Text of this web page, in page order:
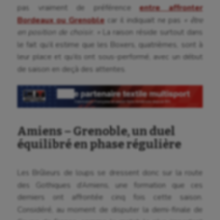
pas vraiment de préférenceentre affronter
Bordeaux ou Grenoblecar il indiquait ne pas
« être
en position de choisir. »
La raison réside surtout dans
le fait qu’il estime que les Boxers, quatrièmes, sont à
leur place et qu’ils ont sous-performé, avec un début
de saison en deçà des attentes.
Amiens – Grenoble, un duel
équilibré en phase régulière
Les Brûleurs de loups se dressent donc sur la route
des Gothiques d’Amiens, une formation que ces
derniers ont affrontée cinq fois cette saison.
Considéré, au moment de disputer la demi-finale de